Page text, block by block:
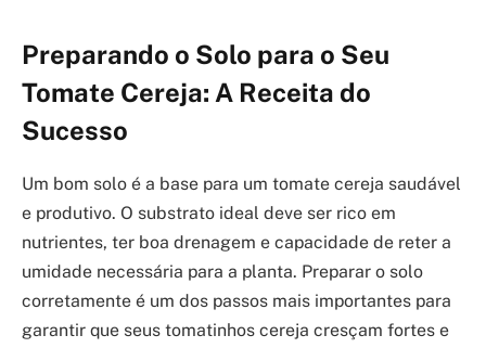
Preparando o Solo para o Seu
Tomate Cereja: A Receita do
Sucesso
Um bom solo é a base para um tomate cereja saudável
e produtivo. O substrato ideal deve ser rico em
nutrientes, ter boa drenagem e capacidade de reter a
umidade necessária para a planta. Preparar o solo
corretamente é um dos passos mais importantes para
garantir que seus tomatinhos cereja cresçam fortes e